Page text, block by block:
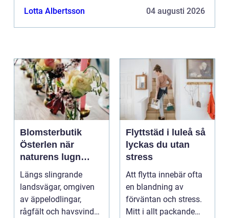
Lotta Albertsson
04 augusti 2026
Blomsterbutik
Österlen när
naturens lugn
möter kreativt
hantverk
Längs slingrande
landsvägar, omgiven
av äppelodlingar,
rågfält och havsvindar,
Flyttstäd i luleå så
lyckas du utan
stress
Att flytta innebär ofta
en blandning av
förväntan och stress.
Mitt i allt packande